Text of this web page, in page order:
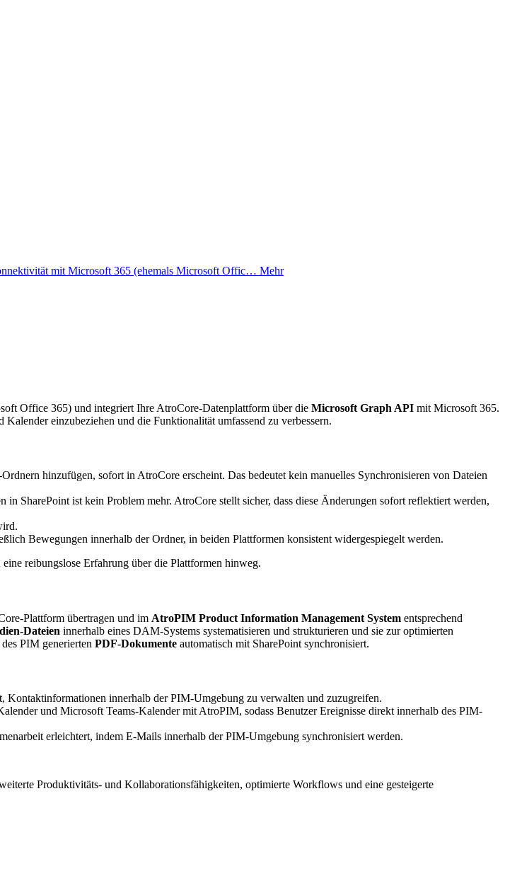
mit Microsoft 365 (ehemals Microsoft Offic… Mehr
Office 365) und integriert Ihre AtroCore-Datenplattform über die Microsoft Graph API mit Microsoft 365.
einzubeziehen und die Funktionalität umfassend zu verbessern.
hinzufügen, sofort in AtroCore erscheint. Das bedeutet kein manuelles Synchronisieren von Dateien
in SharePoint ist kein Problem mehr. AtroCore stellt sicher, dass diese Änderungen sofort reflektiert werden,
Bewegungen innerhalb der Ordner, in beiden Plattformen konsistent widergespiegelt werden.
reibungslose Erfahrung über die Plattformen hinweg.
Plattform übertragen und im AtroPIM Product Information Management System entsprechend
Dateien innerhalb eines DAM-Systems systematisieren und strukturieren und sie zur optimierten
PIM generierten PDF-Dokumente automatisch mit SharePoint synchronisiert.
innerhalb der PIM-Umgebung zu verwalten und zuzugreifen.
und Microsoft Teams-Kalender mit AtroPIM, sodass Benutzer Ereignisse direkt innerhalb des PIM-
erleichtert, indem E-Mails innerhalb der PIM-Umgebung synchronisiert werden.
Produktivitäts- und Kollaborationsfähigkeiten, optimierte Workflows und eine gesteigerte